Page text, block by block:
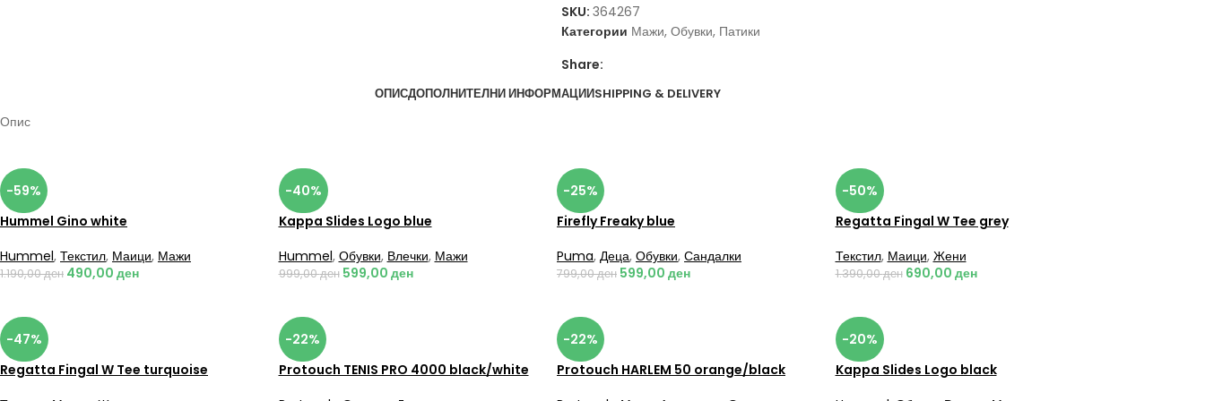
SKU: 364267
Категории Мажи, Обувки, Патики
Share:
ОПИСДОПОЛНИТЕЛНИ ИНФОРМАЦИИSHIPPING & DELIVERY
Опис
-59%
Hummel Gino white
Hummel, Текстил, Маици, Мажи
1.190,00ден 490,00 ден
-40%
Kappa Slides Logo blue
Hummel, Обувки, Влечки, Мажи
999,00ден 599,00 ден
-25%
Firefly Freaky blue
Puma, Деца, Обувки, Сандалки
799,00ден 599,00 ден
-50%
Regatta Fingal W Tee grey
Текстил, Маици, Жени
1.390,00ден 690,00 ден
-47%
Regatta Fingal W Tee turquoise
-22%
Protouch TENIS PRO 4000 black/white
-22%
Protouch HARLEM 50 orange/black
-20%
Kappa Slides Logo black